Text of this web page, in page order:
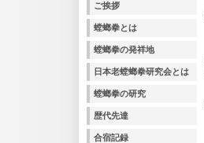
ご挨拶
螳螂拳とは
螳螂拳の発祥地
日本老螳螂拳研究会とは
螳螂拳の研究
歴代先達
合宿記録